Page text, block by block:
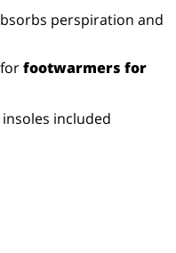
perspiration and
footwarmers for
included